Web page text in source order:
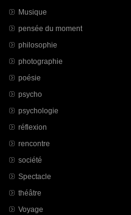
Musique
pensée du moment
philosophie
photographie
poésie
psycho
psychologie
réflexion
rencontre
société
Spectacle
théâtre
Voyage